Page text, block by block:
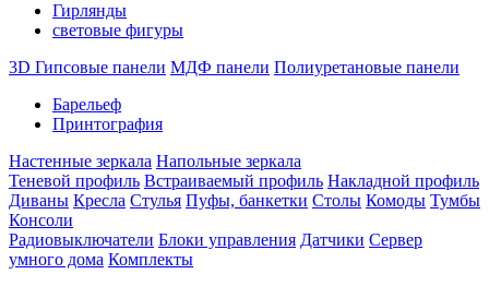
Гирлянды
световые фигуры
3D Гипсовые панели МДФ панели Полиуретановые панели
Барельеф
Принтография
Настенные зеркала Напольные зеркала
Теневой профиль Встраиваемый профиль Накладной профиль
Диваны Кресла Стулья Пуфы, банкетки Столы Комоды Тумбы
Консоли
Радиовыключатели Блоки управления Датчики Сервер
умного дома Комплекты